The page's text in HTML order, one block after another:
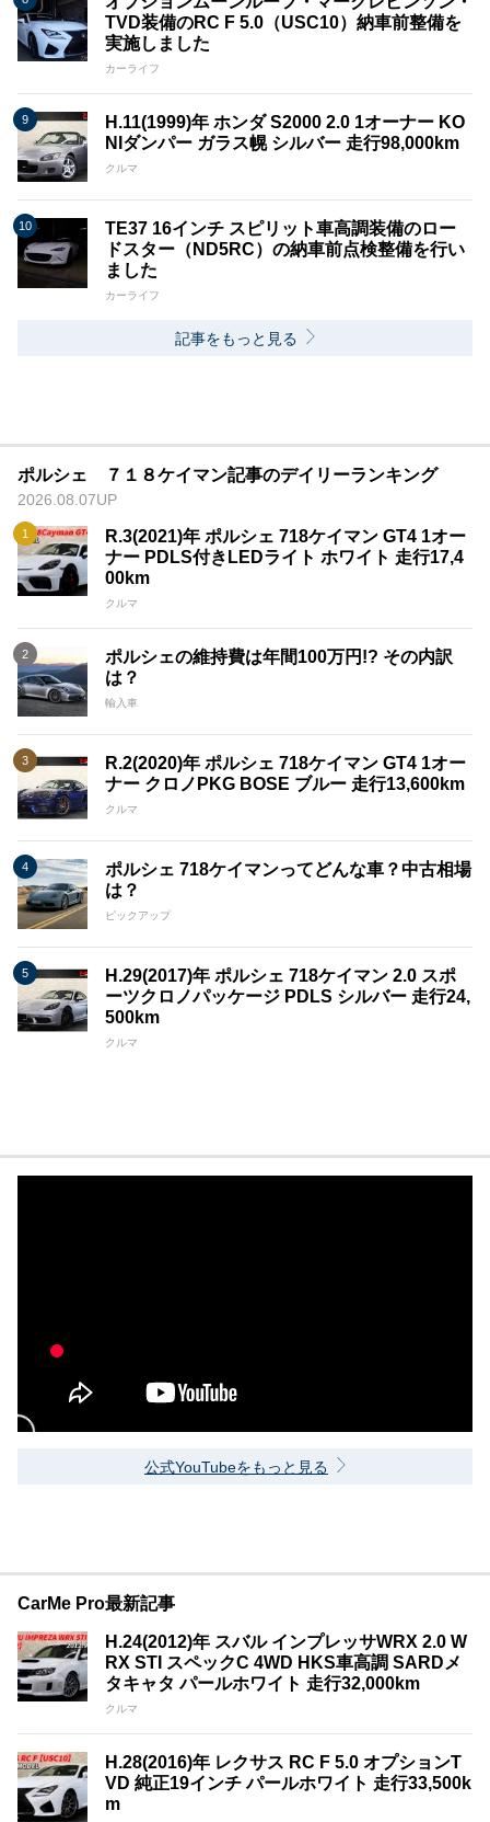
TVD装備のRC F 5.0（USC10）納車前整備を
実施しました
カーライフ
H.11(1999)年 ホンダ S2000 2.0 1オーナー KO
NIダンパー ガラス幌 シルバー 走行98,000km
クルマ
TE37 16インチ スピリット車高調装備のロー
ドスター（ND5RC）の納車前点検整備を行い
ました
カーライフ
記事をもっと見る
ポルシェ ７１８ケイマン記事のデイリーランキング
2026.08.07UP
R.3(2021)年 ポルシェ 718ケイマン GT4 1オー
ナー PDLS付きLEDライト ホワイト 走行17,4
00km
クルマ
ポルシェの維持費は年間100万円!? その内訳
は？
輸入車
R.2(2020)年 ポルシェ 718ケイマン GT4 1オー
ナー クロノPKG BOSE ブルー 走行13,600km
クルマ
ポルシェ 718ケイマンってどんな車？中古相場
は？
ピックアップ
H.29(2017)年 ポルシェ 718ケイマン 2.0 スポ
ーツクロノパッケージ PDLS シルバー 走行24,
500km
クルマ
公式YouTubeをもっと見る
CarMe Pro最新記事
H.24(2012)年 スバル インプレッサWRX 2.0 W
RX STI スペックC 4WD HKS車高調 SARDメ
タキャタ パールホワイト 走行32,000km
クルマ
H.28(2016)年 レクサス RC F 5.0 オプションT
VD 純正19インチ パールホワイト 走行33,500k
m